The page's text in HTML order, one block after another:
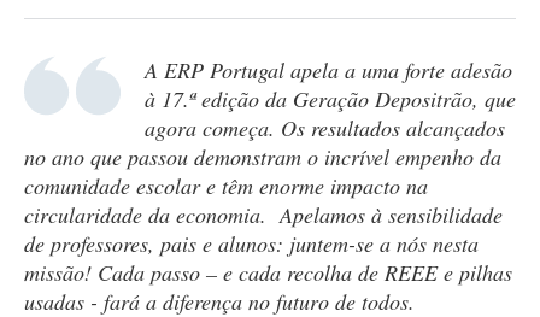
A ERP Portugal apela a uma forte adesão
à 17.ª edição da Geração Depositrão, que
agora começa. Os resultados alcançados
no ano que passou demonstram o incrível empenho da
comunidade escolar e têm enorme impacto na
circularidade da economia. Apelamos à sensibilidade
de professores, pais e alunos: juntem-se a nós nesta
missão! Cada passo – e cada recolha de REEE e pilhas
usadas - fará a diferença no futuro de todos.